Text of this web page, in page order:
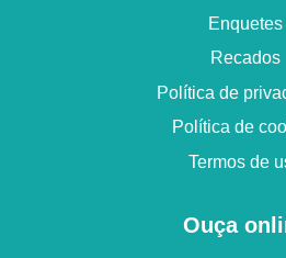
Enquetes
Recados
Política de
Política de
Termos de
Ouça